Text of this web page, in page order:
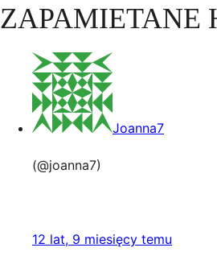
ZAPAMIETANE
Joanna7
(@joanna7)
12 lat, 9 miesięcy temu